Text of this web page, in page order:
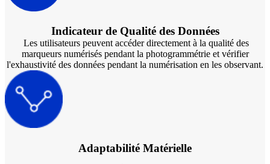
Indicateur de Qualité des Données
Les utilisateurs peuvent accéder directement à la qualité des
marqueurs numérisés pendant la photogrammétrie et vérifier
l'exhaustivité des données pendant la numérisation en les observant.
Adaptabilité Matérielle